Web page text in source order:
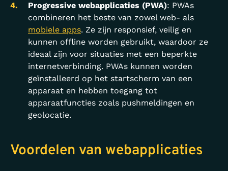
Progressive webapplicaties (PWA): PWAs
combineren het beste van zowel web- als
mobiele apps. Ze zijn responsief, veilig en
kunnen offline worden gebruikt, waardoor ze
ideaal zijn voor situaties met een beperkte
internetverbinding. PWAs kunnen worden
geïnstalleerd op het startscherm van een
apparaat en hebben toegang tot
apparaatfuncties zoals pushmeldingen en
geolocatie.
Voordelen van webapplicaties